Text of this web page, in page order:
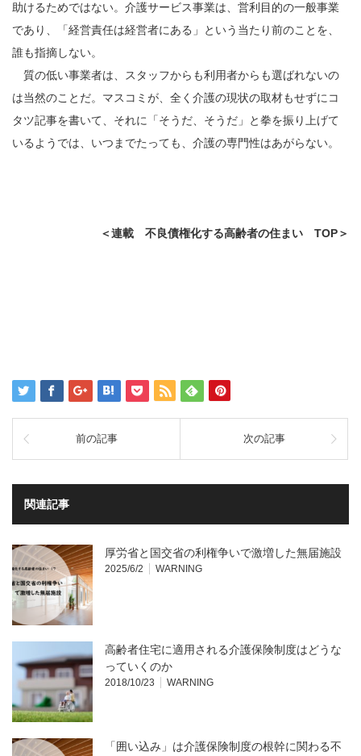
助けるためではない。介護サービス事業は、営利目的の一般事業
であり、「経営責任は経営者にある」という当たり前のことを、
誰も指摘しない。
質の低い事業者は、スタッフからも利用者からも選ばれないの
は当然のことだ。マスコミが、全く介護の現状の取材もせずにコ
タツ記事を書いて、それに「そうだ、そうだ」と拳を振り上げて
いるようでは、いつまでたっても、介護の専門性はあがらない。
＜連載 不良債権化する高齢者の住まい TOP＞
前の記事 次の記事
関連記事
厚労省と国交省の利権争いで激増した無届施設
2025/6/2 WARNING
高齢者住宅に適用される介護保険制度はどうな
っていくのか
2018/10/23 WARNING
「囲い込み」は介護保険制度の根幹に関わる不